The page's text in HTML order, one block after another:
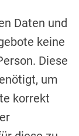
Daten und
keine
Diese
um
korrekt